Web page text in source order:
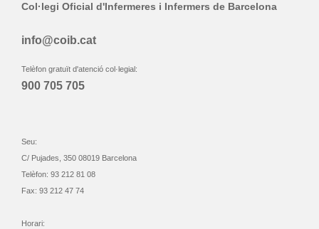
Col·legi Oficial d'Infermeres i Infermers de Barcelona
info@coib.cat
Telèfon gratuït d'atenció col·legial:
900 705 705
Seu:
C/ Pujades, 350 08019 Barcelona
Telèfon: 93 212 81 08
Fax: 93 212 47 74
Horari: